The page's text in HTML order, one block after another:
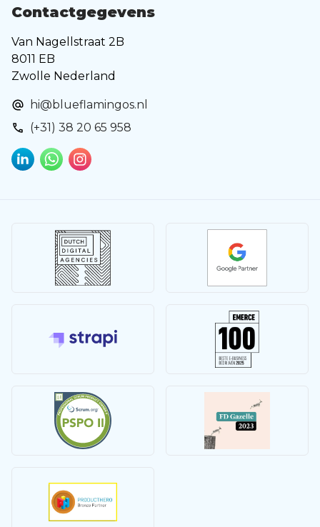
Contactgegevens
Van Nagellstraat 2B
8011 EB
Zwolle Nederland
hi@blueflamingos.nl
(+31) 38 20 65 958